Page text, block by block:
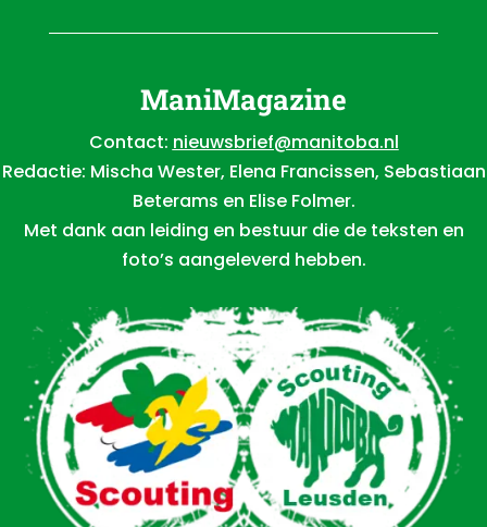
ManiMagazine
Contact: nieuwsbrief@manitoba.nl
Redactie: Mischa Wester, Elena Francissen, Sebastiaan
Beterams en Elise Folmer.
Met dank aan leiding en bestuur die de teksten en
foto’s aangeleverd hebben.